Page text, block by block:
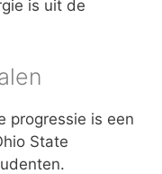
is uit de
progressie is een
State